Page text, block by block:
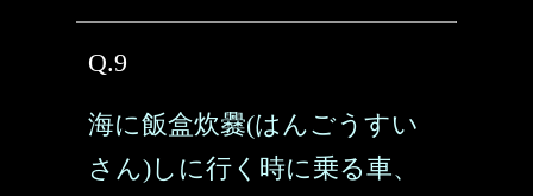
Q.9
海に飯盒炊爨(はんごうすい
さん)しに行く時に乗る車、